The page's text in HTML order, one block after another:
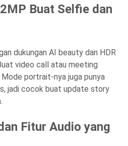
Buat Selfie dan
dukungan AI beauty dan HDR
video call atau meeting
Mode portrait-nya juga punya
jadi cocok buat update story
Fitur Audio yang